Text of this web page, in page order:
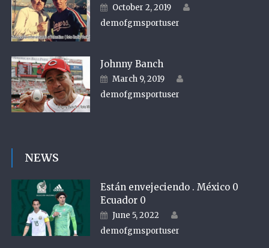
Posted on
October 2, 2019
demofgmsportuser
Johnny Banch
Posted on
March 9, 2019
demofgmsportuser
NEWS
Están envejeciendo . México 0
Ecuador 0
Posted on
June 5, 2022
demofgmsportuser